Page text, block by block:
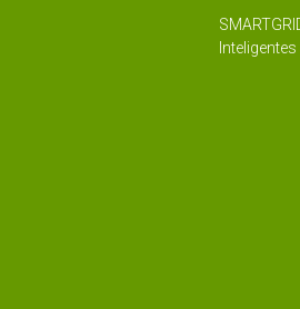
Inteligentes